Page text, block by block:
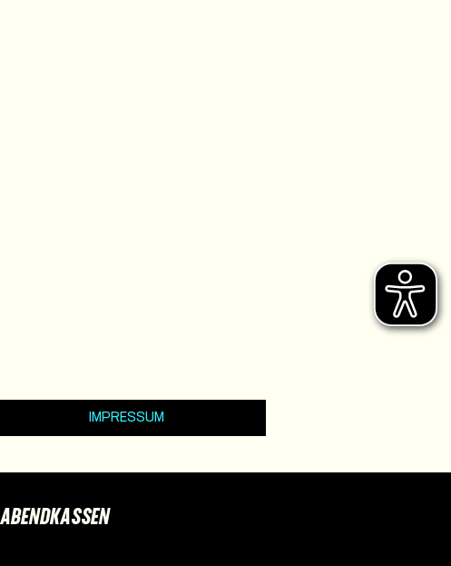
IMPRESSUM
ABENDKASSEN